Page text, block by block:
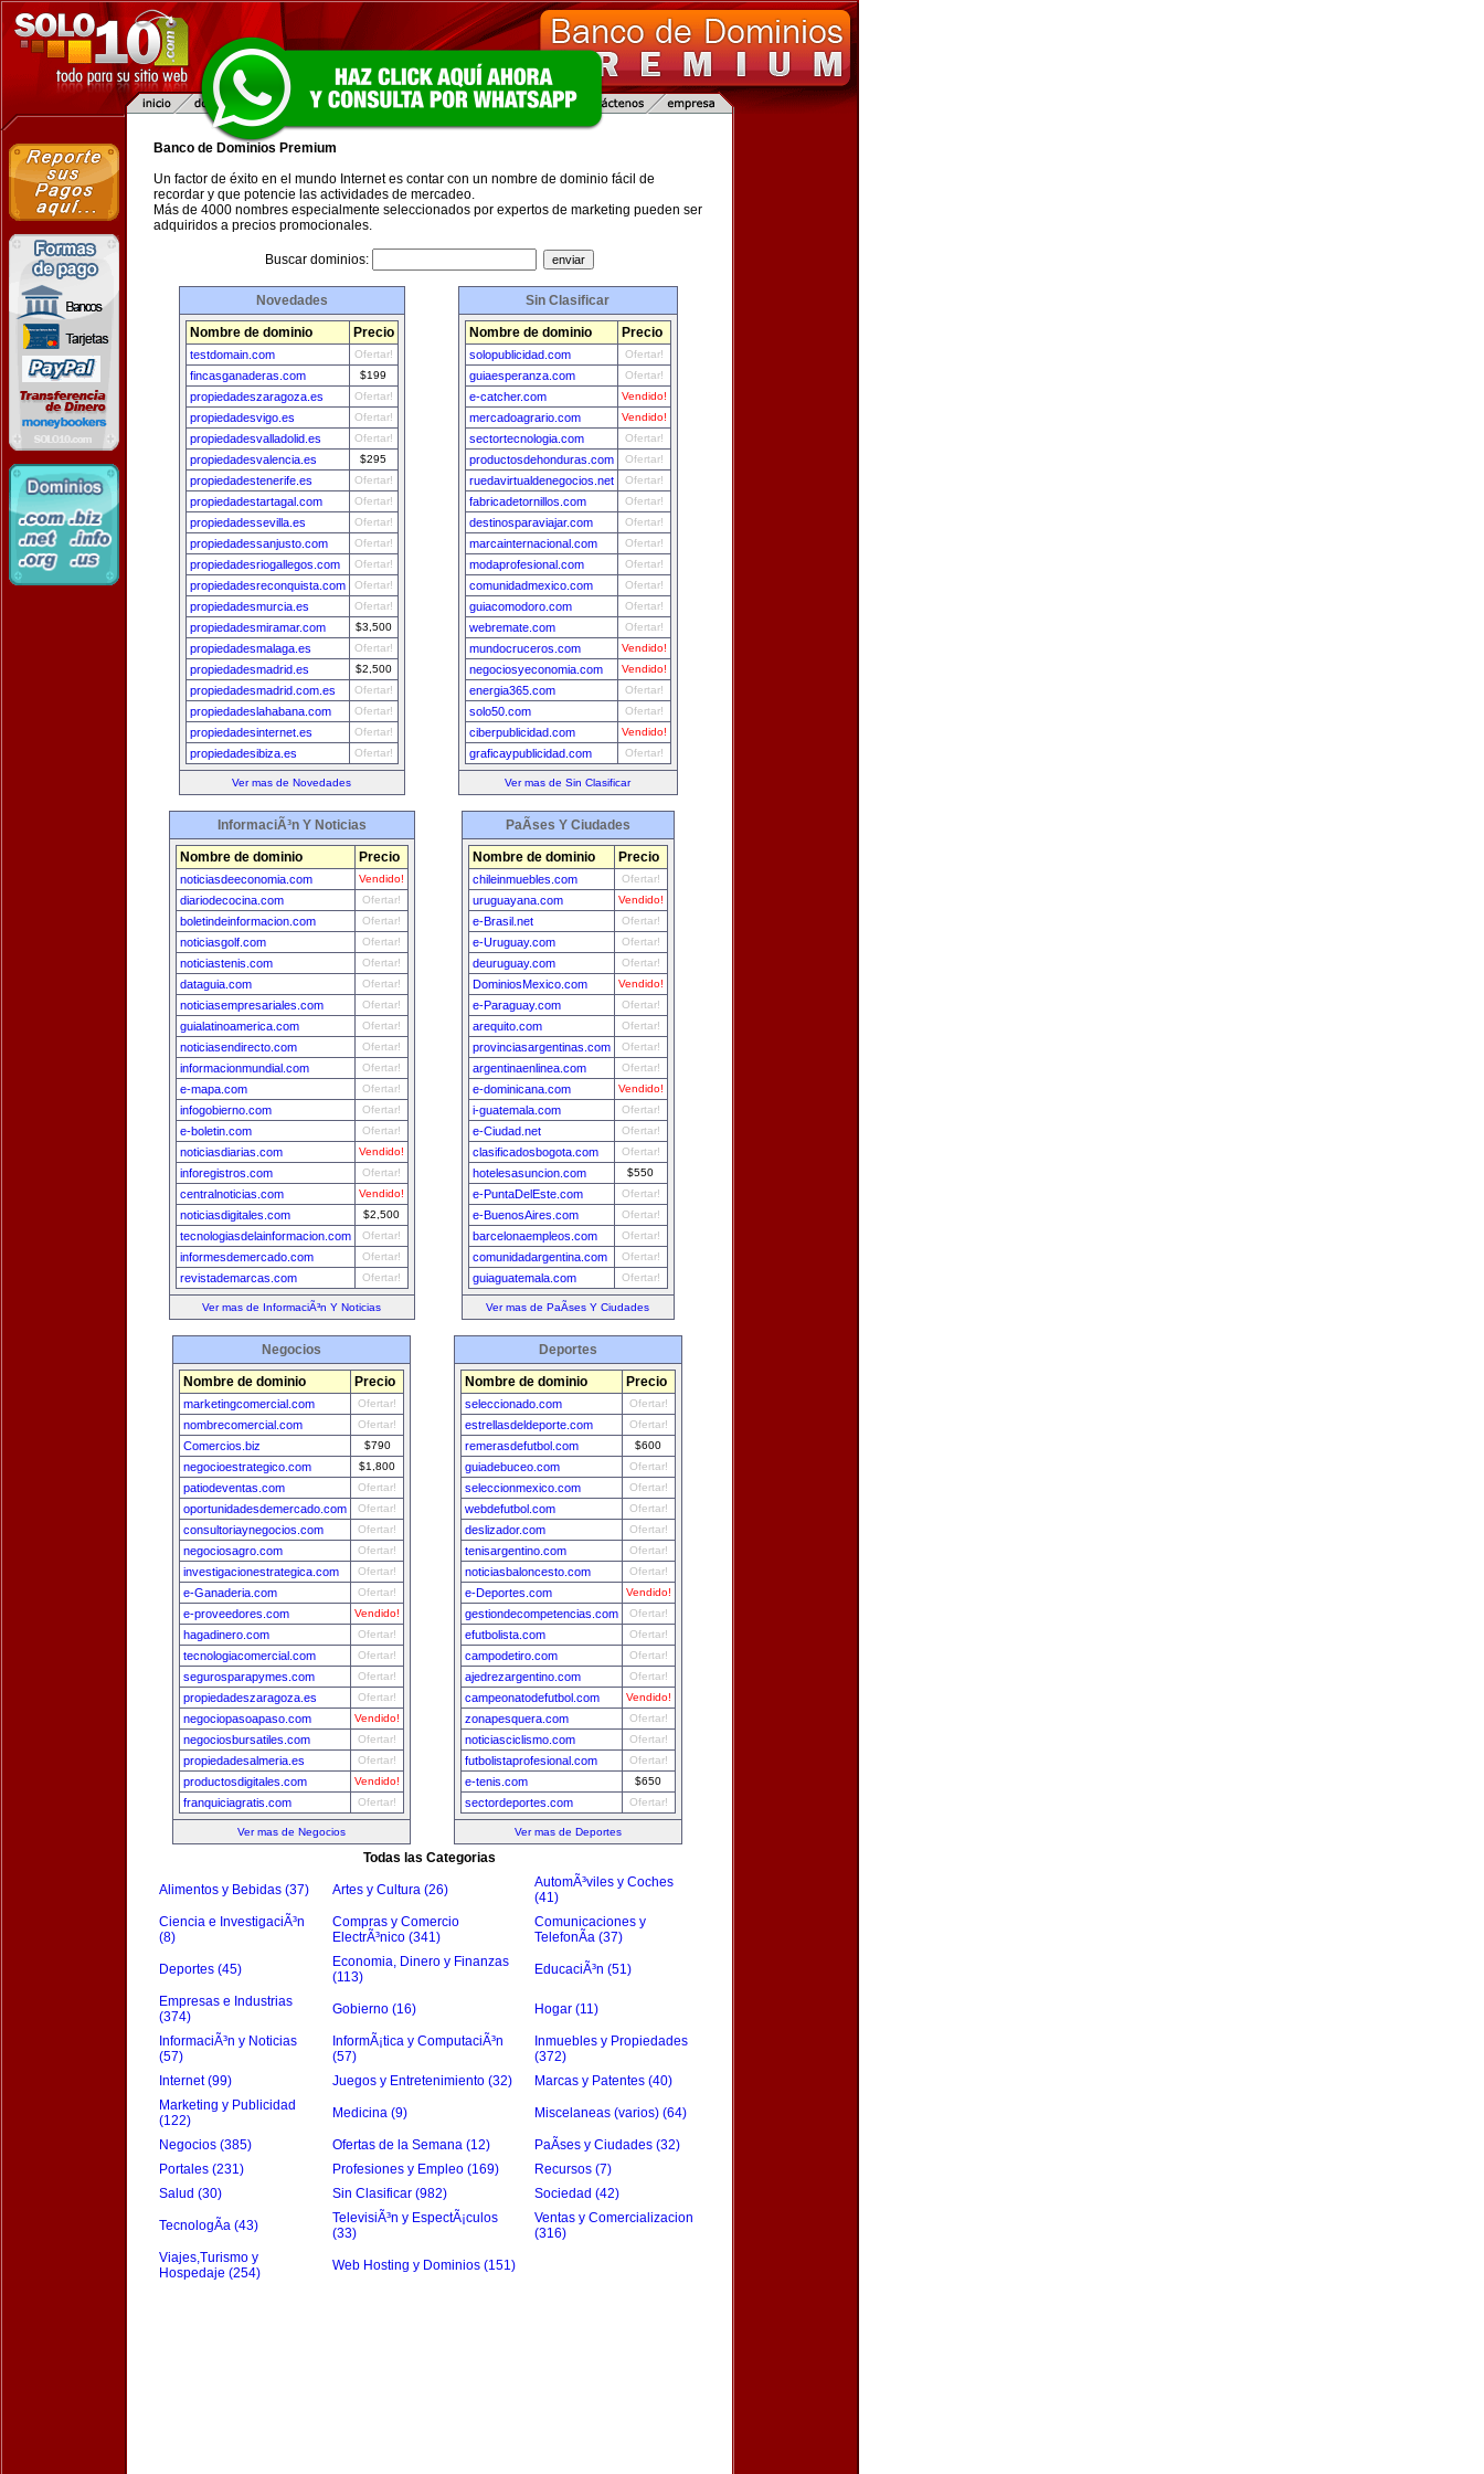
Banco de Dominios Premium
Un factor de éxito en el mundo Internet es contar con un nombre de dominio fácil de
recordar y que potencie las actividades de mercadeo.
Más de 4000 nombres especialmente seleccionados por expertos de marketing pueden ser
adquiridos a precios promocionales.
Buscar dominios:
Novedades
Nombre de dominio Precio
testdomain.com Ofertar!
fincasganaderas.com $199
propiedadeszaragoza.es Ofertar!
propiedadesvigo.es Ofertar!
propiedadesvalladolid.es Ofertar!
propiedadesvalencia.es $295
propiedadestenerife.es Ofertar!
propiedadestartagal.com Ofertar!
propiedadessevilla.es Ofertar!
propiedadessanjusto.com Ofertar!
propiedadesriogallegos.com Ofertar!
propiedadesreconquista.com Ofertar!
propiedadesmurcia.es Ofertar!
propiedadesmiramar.com $3,500
propiedadesmalaga.es Ofertar!
propiedadesmadrid.es $2,500
propiedadesmadrid.com.es Ofertar!
propiedadeslahabana.com Ofertar!
propiedadesinternet.es Ofertar!
propiedadesibiza.es Ofertar!
Ver mas de Novedades
Sin Clasificar
Nombre de dominio Precio
solopublicidad.com Ofertar!
guiaesperanza.com Ofertar!
e-catcher.com Vendido!
mercadoagrario.com Vendido!
sectortecnologia.com Ofertar!
productosdehonduras.com Ofertar!
ruedavirtualdenegocios.net Ofertar!
fabricadetornillos.com Ofertar!
destinosparaviajar.com Ofertar!
marcainternacional.com Ofertar!
modaprofesional.com Ofertar!
comunidadmexico.com Ofertar!
guiacomodoro.com Ofertar!
webremate.com Ofertar!
mundocruceros.com Vendido!
negociosyeconomia.com Vendido!
energia365.com Ofertar!
solo50.com Ofertar!
ciberpublicidad.com Vendido!
graficaypublicidad.com Ofertar!
Ver mas de Sin Clasificar
InformaciÃ³n Y Noticias
Nombre de dominio Precio
noticiasdeeconomia.com Vendido!
diariodecocina.com Ofertar!
boletindeinformacion.com Ofertar!
noticiasgolf.com Ofertar!
noticiastenis.com Ofertar!
dataguia.com Ofertar!
noticiasempresariales.com Ofertar!
guialatinoamerica.com Ofertar!
noticiasendirecto.com Ofertar!
informacionmundial.com Ofertar!
e-mapa.com Ofertar!
infogobierno.com Ofertar!
e-boletin.com Ofertar!
noticiasdiarias.com Vendido!
inforegistros.com Ofertar!
centralnoticias.com Vendido!
noticiasdigitales.com $2,500
tecnologiasdelainformacion.com Ofertar!
informesdemercado.com Ofertar!
revistademarcas.com Ofertar!
Ver mas de InformaciÃ³n Y Noticias
PaÃ­ses Y Ciudades
Nombre de dominio Precio
chileinmuebles.com Ofertar!
uruguayana.com Vendido!
e-Brasil.net Ofertar!
e-Uruguay.com Ofertar!
deuruguay.com Ofertar!
DominiosMexico.com Vendido!
e-Paraguay.com Ofertar!
arequito.com Ofertar!
provinciasargentinas.com Ofertar!
argentinaenlinea.com Ofertar!
e-dominicana.com Vendido!
i-guatemala.com Ofertar!
e-Ciudad.net Ofertar!
clasificadosbogota.com Ofertar!
hotelesasuncion.com $550
e-PuntaDelEste.com Ofertar!
e-BuenosAires.com Ofertar!
barcelonaempleos.com Ofertar!
comunidadargentina.com Ofertar!
guiaguatemala.com Ofertar!
Ver mas de PaÃ­ses Y Ciudades
Negocios
Nombre de dominio Precio
marketingcomercial.com Ofertar!
nombrecomercial.com Ofertar!
Comercios.biz $790
negocioestrategico.com $1,800
patiodeventas.com Ofertar!
oportunidadesdemercado.com Ofertar!
consultoriaynegocios.com Ofertar!
negociosagro.com Ofertar!
investigacionestrategica.com Ofertar!
e-Ganaderia.com Ofertar!
e-proveedores.com Vendido!
hagadinero.com Ofertar!
tecnologiacomercial.com Ofertar!
segurosparapymes.com Ofertar!
propiedadeszaragoza.es Ofertar!
negociopasoapaso.com Vendido!
negociosbursatiles.com Ofertar!
propiedadesalmeria.es Ofertar!
productosdigitales.com Vendido!
franquiciagratis.com Ofertar!
Ver mas de Negocios
Deportes
Nombre de dominio Precio
seleccionado.com Ofertar!
estrellasdeldeporte.com Ofertar!
remerasdefutbol.com $600
guiadebuceo.com Ofertar!
seleccionmexico.com Ofertar!
webdefutbol.com Ofertar!
deslizador.com Ofertar!
tenisargentino.com Ofertar!
noticiasbaloncesto.com Ofertar!
e-Deportes.com Vendido!
gestiondecompetencias.com Ofertar!
efutbolista.com Ofertar!
campodetiro.com Ofertar!
ajedrezargentino.com Ofertar!
campeonatodefutbol.com Vendido!
zonapesquera.com Ofertar!
noticiasciclismo.com Ofertar!
futbolistaprofesional.com Ofertar!
e-tenis.com $650
sectordeportes.com Ofertar!
Ver mas de Deportes
Todas las Categorias
Alimentos y Bebidas (37) Artes y Cultura (26)
AutomÃ³viles y Coches
(41)
Ciencia e InvestigaciÃ³n
(8)
Compras y Comercio
ElectrÃ³nico (341)
Comunicaciones y
TelefonÃ­a (37)
Deportes (45)
Economia, Dinero y Finanzas
(113)
EducaciÃ³n (51)
Empresas e Industrias
(374)
Gobierno (16) Hogar (11)
InformaciÃ³n y Noticias
(57)
InformÃ¡tica y ComputaciÃ³n
(57)
Inmuebles y Propiedades
(372)
Internet (99)
Juegos y Entretenimiento (32)
Marcas y Patentes (40)
Marketing y Publicidad
(122)
Medicina (9) Miscelaneas (varios) (64)
Negocios (385) Ofertas de la Semana (12)
PaÃ­ses y Ciudades (32)
Portales (231)
Profesiones y Empleo (169)
Recursos (7)
Salud (30)
Sin Clasificar (982) Sociedad (42)
TecnologÃ­a (43)
TelevisiÃ³n y EspectÃ¡culos
(33)
Ventas y Comercializacion
(316)
Viajes,Turismo y
Hospedaje (254)
Web Hosting y Dominios (151)